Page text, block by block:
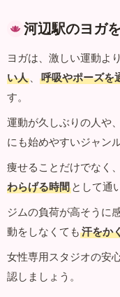
河辺駅のヨガ
ヨガは、激しい運動よ
い人 、 呼吸やポーズを
す。
運動が久しぶりの人や、
にも始めやすいジャンル
痩せることだけでなく、
わらげる時間 として通
ジムの負荷が高そうに
動をしなくても 汗をか
女性専用スタジオの安
認しましょう。